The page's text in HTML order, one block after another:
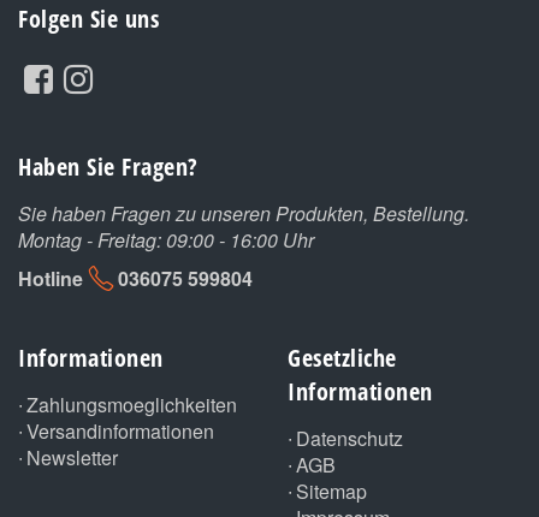
Folgen Sie uns
Haben Sie Fragen?
Sie haben Fragen zu unseren Produkten, Bestellung.
Montag - Freitag: 09:00 - 16:00 Uhr
Hotline
036075 599804
Informationen
Zahlungsmoeglichkeiten
Versandinformationen
Newsletter
Gesetzliche
Informationen
Datenschutz
AGB
Sitemap